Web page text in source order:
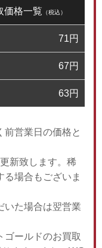
価格一覧 （税込）
71円
67円
63円
前営業日の価格と
新致します。稀
る場合もございま
いた場合は翌営業
ゴールドのお買取